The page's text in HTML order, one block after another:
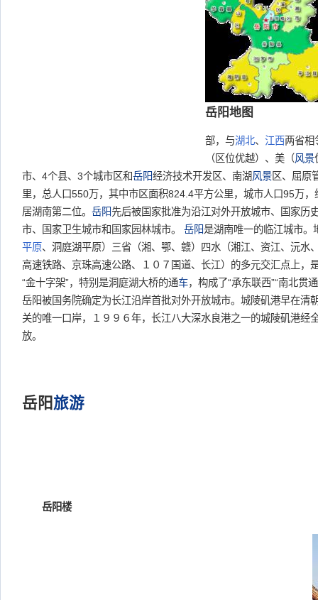
岳阳地图
部，与湖北、 江西两省相
（区位优越）、美（风景
市、4个县、3个城市区和岳阳经济技术开发区、南湖风景区、屈原
里，总人口550万，其中市区面积824.4平方公里，城市人口95万
居湖南第二位。 岳阳先后被国家批准为沿江对外开放城市、国家历
市、国家卫生城市和国家园林城市。 岳阳是湖南唯一的临江城市。
平原、洞庭湖平原）三省（湘、鄂、赣）四水（湘江、资江、沅水
高速铁路、京珠高速公路、１０７国道、长江）的多元交汇点上，
“金十字架”，特别是洞庭湖大桥的通车，构成了“承东联西”“南北贯
岳阳被国务院确定为长江沿岸首批对外开放城市。城陵矶港早在清
关的唯一口岸，１９９６年，长江八大深水良港之一的城陵矶港经
放。
岳阳 旅游
岳阳楼